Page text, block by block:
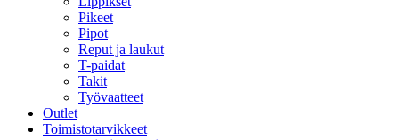
Pikeet
Pipot
Reput ja laukut
T-paidat
Takit
Työvaatteet
Outlet
Toimistotarvikkeet